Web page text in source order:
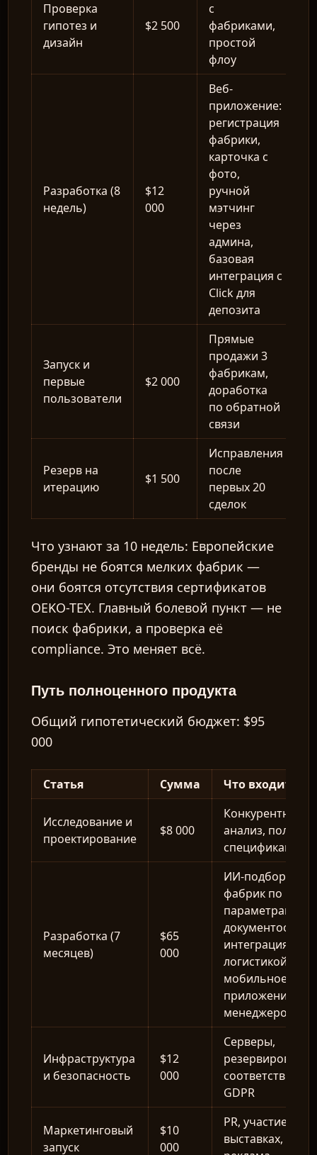
Проверка
гипотез и
дизайн
$2 500
с
фабриками,
простой
флоу
Разработка (8
недель)
$12
000
Веб-
приложение:
регистрация
фабрики,
карточка с
фото,
ручной
мэтчинг
через
админа,
базовая
интеграция с
Click для
депозита
Запуск и
первые
пользователи
$2 000
Прямые
продажи 3
фабрикам,
доработка
по обратной
связи
Резерв на
итерацию
$1 500
Исправления
после
первых 20
сделок
Что узнают за 10 недель: Европейские
бренды не боятся мелких фабрик —
они боятся отсутствия сертификатов
OEKO-TEX. Главный болевой пункт — не
поиск фабрики, а проверка её
compliance. Это меняет всё.
Путь полноценного продукта
Общий гипотетический бюджет: $95
000
Статья Сумма Что входит
Исследование и
проектирование
$8 000
Конкурентный
анализ, полная
спецификация
Разработка (7
месяцев)
$65
000
ИИ-подбор
фабрик по
параметрам,
интеграция с
логистикой,
мобильное
приложение для
менеджеров
Инфраструктура
и безопасность
$12
000
Серверы,
соответствие
GDPR
Маркетинговый
запуск
$10
000
PR, участие в
выставках,